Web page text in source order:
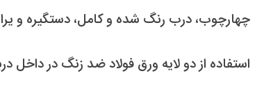
چهارچوب، درب رنگ شده و کامل، دستگیره و